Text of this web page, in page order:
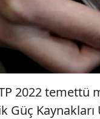
2022 temettü
Güç